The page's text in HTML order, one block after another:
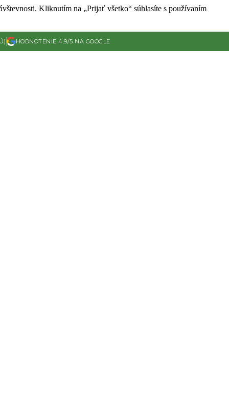
Kliknutím na „Prijať všetko“ súhlasíte s používaním
HODNOTENIE 4.9/5 NA GOOGLE